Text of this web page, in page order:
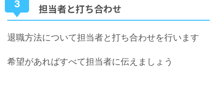
3 担当者と打ち合わせ
退職方法について担当者と打ち合わせを行います
希望があればすべて担当者に伝えましょう